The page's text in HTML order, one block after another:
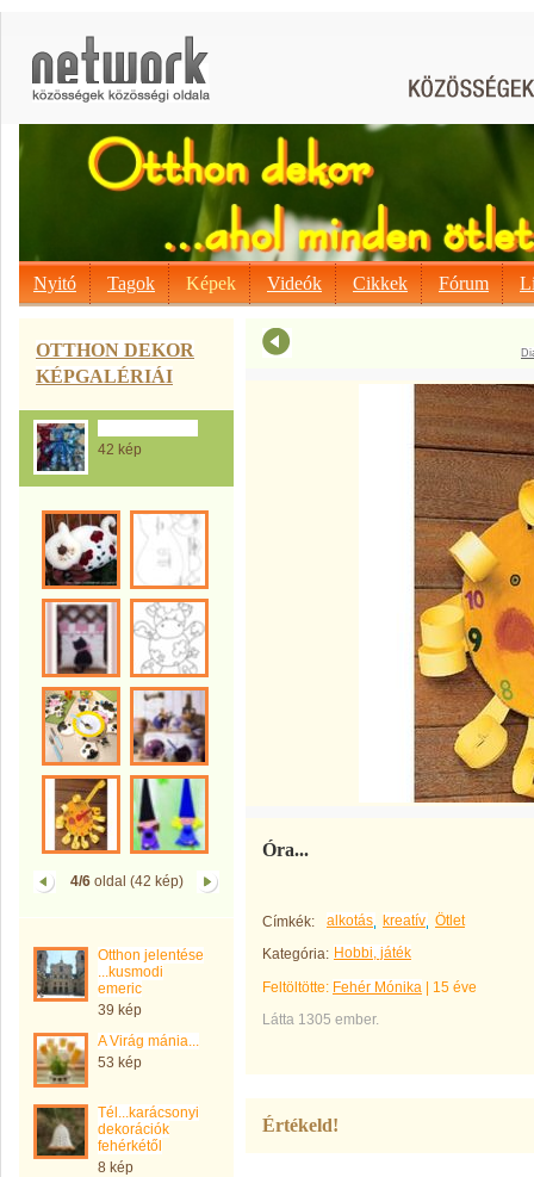
Nyitó Tagok Képek Videók Cikkek Fórum
OTTHON DEKOR
KÉPGALÉRIÁI
42 kép
4/6oldal (42 kép)
Otthon jelentése
...kusmodi
emeric
39 kép
A Virág mánia...
53 kép
Tél...karácsonyi
dekorációk
fehérkétől
8 kép
Óra...
Címkék: alkotás kreatív Ötlet
Kategória: Hobbi, játék
Feltöltötte: Fehér Mónika
15 éve
Látta 1305 ember.
Értékeld!